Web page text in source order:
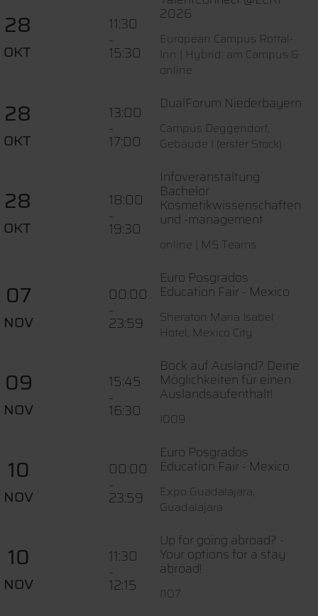
28
OKT
11:30
-
15:30
2026
European Campus Rottal-
Inn | Hybrid: am Campus &
online
28
OKT
13:00
-
17:00
DualForum Niederbayern
Campus Deggendorf,
Gebäude I (erster Stock)
28
OKT
18:00
-
19:30
Infoveranstaltung
Bachelor
Kosmetikwissenschaften
und -management
online | MS Teams
07
NOV
00:00
-
23:59
Euro Posgrados
Education Fair - Mexico
Sheraton Maria Isabel
Hotel, Mexico City
09
NOV
15:45
-
16:30
Bock auf Ausland? Deine
Möglichkeiten für einen
Auslandsaufenthalt!
I009
10
NOV
00:00
-
23:59
Euro Posgrados
Education Fair - Mexico
Expo Guadalajara,
Guadalajara
10
NOV
11:30
-
12:15
Up for going abroad? -
Your options for a stay
abroad!
I107